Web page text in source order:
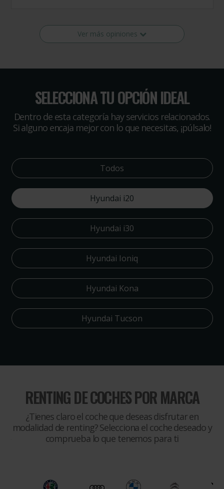
Ver más opiniones
SELECCIONA TU OPCIÓN IDEAL
Dentro de esta categoría hay servicios relacionados.
Si alguno encaja mejor con lo que necesitas, ¡púlsalo!
Todos
Hyundai i20
Hyundai i30
Hyundai Ioniq
Hyundai Kona
Hyundai Tucson
RENTING DE COCHES POR MARCA
¿Tienes claro el coche que deseas disfrutar en
modalidad de renting? Selecciona el coche deseado y
comprueba lo que tenemos para ti